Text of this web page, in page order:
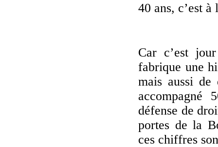
40 ans, c’est
Car c’est
fabrique une
mais aussi de
accompagné
défense de
portes de la
ces chiffres